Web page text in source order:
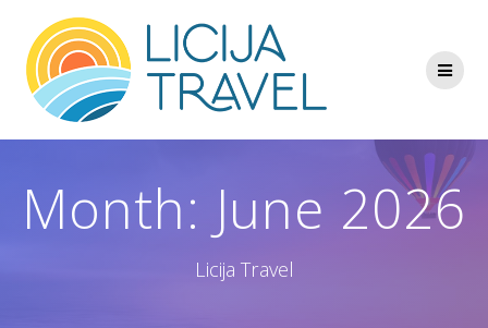
to
content
Month: June 2026
Licija Travel